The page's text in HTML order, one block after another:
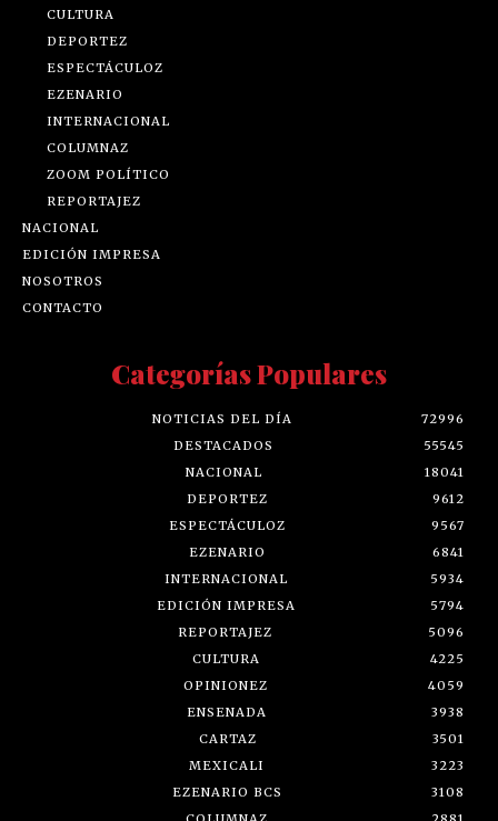
CULTURA
DEPORTEZ
ESPECTÁCULOZ
EZENARIO
INTERNACIONAL
COLUMNAZ
ZOOM POLÍTICO
REPORTAJEZ
NACIONAL
EDICIÓN IMPRESA
NOSOTROS
CONTACTO
Categorías Populares
NOTICIAS DEL DÍA
72996
DESTACADOS
55545
NACIONAL
18041
DEPORTEZ
9612
ESPECTÁCULOZ
9567
EZENARIO
6841
INTERNACIONAL
5934
EDICIÓN IMPRESA
5794
REPORTAJEZ
5096
CULTURA
4225
OPINIONEZ
4059
ENSENADA
3938
CARTAZ
3501
MEXICALI
3223
EZENARIO BCS
3108